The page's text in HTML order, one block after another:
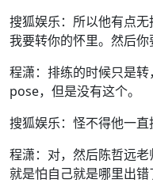
搜狐娱乐：所以他有点
我要转你的怀里。然后你
程潇：排练的时候只是
pose，但是没有这个。
搜狐娱乐：怪不得他一直
程潇：对，然后陈哲远
就是怕自己就是哪里出